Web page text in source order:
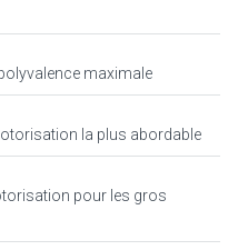
maximale
la plus abordable
pour les gros